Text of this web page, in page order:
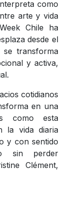
como
arte y vida
Chile ha
desde el
se transforma
y activa,
cotidianos
en una
como esta
la vida diaria
y con sentido
sin perder
Clément,